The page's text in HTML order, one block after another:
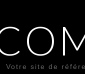
Votre site de